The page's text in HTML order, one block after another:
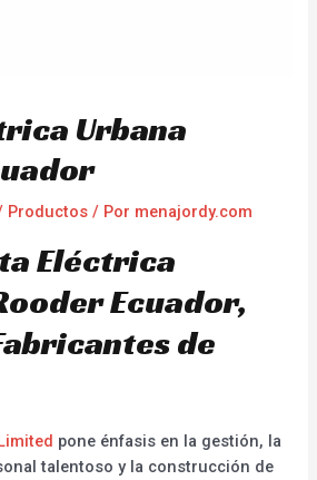
Urbana
Productos / Por menajordy.com
Eléctrica
Ecuador,
de
pone énfasis en la gestión, la
talentoso y la construcción de